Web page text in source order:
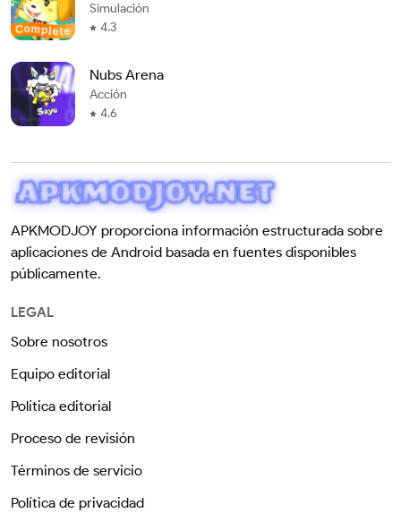
Simulación
4.3
Nubs Arena
Acción
4.6
APKMODJOY proporciona información estructurada sobre
aplicaciones de Android basada en fuentes disponibles
públicamente.
LEGAL
Sobre nosotros
Equipo editorial
Política editorial
Proceso de revisión
Términos de servicio
Política de privacidad